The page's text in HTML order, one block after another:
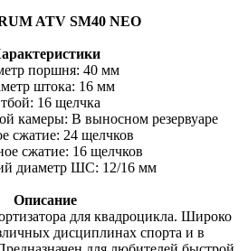
ATV SM40 NEO
поршня: 40 мм
штока: 16 мм
16 щелчка
камеры: В выносном резервуаре
сжатие: 24 щелчков
сжатие: 16 щелчков
диаметр ШС: 12/16 мм
Описание
для квадроцикла. Широко
дисциплинах спорта и в